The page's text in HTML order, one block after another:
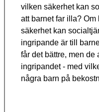
vilken säkerhet kan
att barnet far illa?
säkerhet kan
ingripande är till
får det bättre, men de
ingripandet - med
några barn på